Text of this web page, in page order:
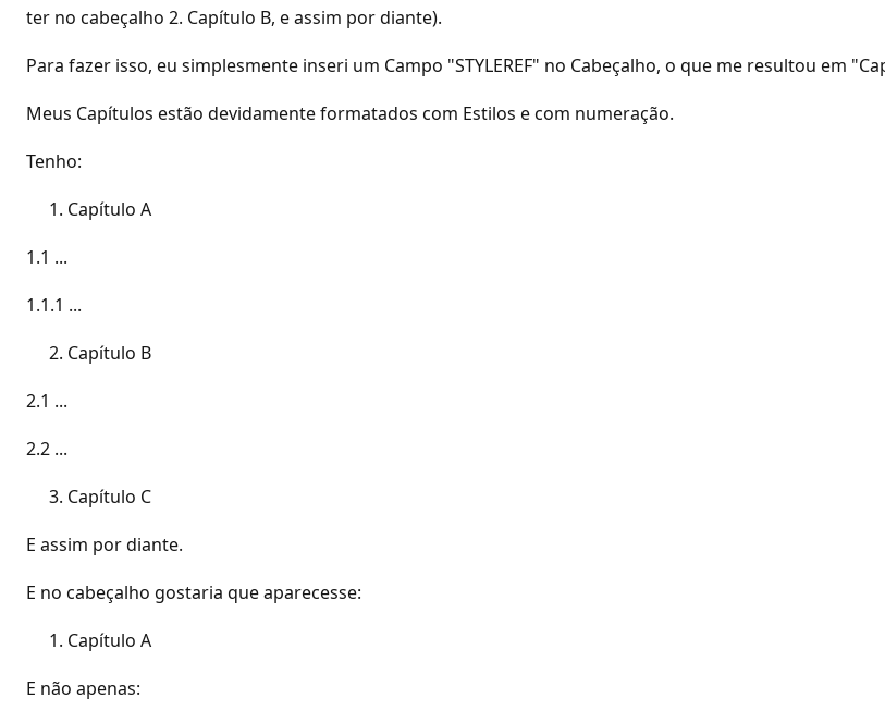
ter no cabeçalho 2. Capítulo B, e assim por diante).
Para fazer isso, eu simplesmente inseri um Campo "STYLEREF" no Cabeçalho, o que me resultou em
Meus Capítulos estão devidamente formatados com Estilos e com numeração.
Tenho:
Capítulo A
1.1 ...
1.1.1 ...
Capítulo B
2.1 ...
2.2 ...
Capítulo C
E assim por diante.
E no cabeçalho gostaria que aparecesse:
Capítulo A
E não apenas: